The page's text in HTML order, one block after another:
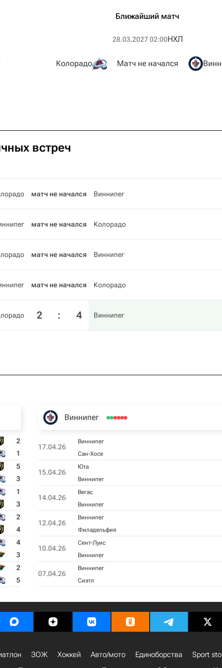
Ближайший матч
28.03.2027 02:00НХЛ
Колорадо Матч не начался
встреч
матч не начался Виннипег
матч не начался Колорадо
матч не начался Виннипег
матч не начался Колорадо
2 : 4 Виннипег
2
1
5
3
1
3
2
4
4
3
2
5
Виннипег
17.04.26
Виннипег
Сан-Хосе
15.04.26
Юта
Виннипег
14.04.26
Вегас
Виннипег
12.04.26
Виннипег
Филадельфия
10.04.26
Сент-Луис
Виннипег
07.04.26
Виннипег
Сиэтл
ЗОЖ Хоккей Авто/мото Единоборства
Sport